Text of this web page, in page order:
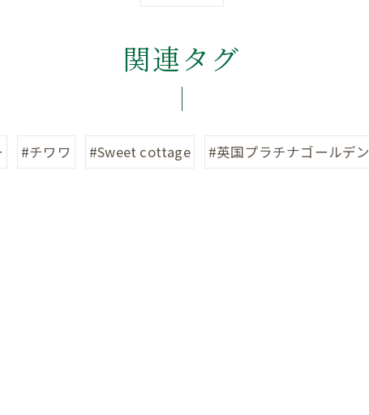
関連タグ
#チワワ #Sweet cottage #英国プラチナゴールデン